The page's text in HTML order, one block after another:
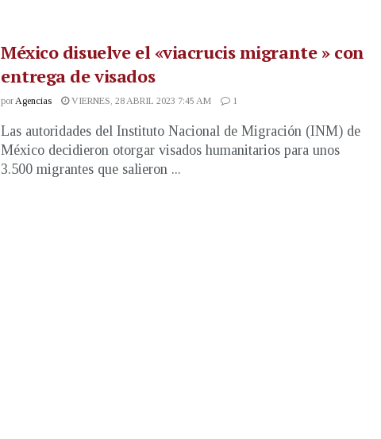
México disuelve el «viacrucis migrante » con
entrega de visados
porAgencias VIERNES, 28 ABRIL 2023 7:45 AM 1
Las autoridades del Instituto Nacional de Migración (INM) de
México decidieron otorgar visados humanitarios para unos
3.500 migrantes que salieron ...